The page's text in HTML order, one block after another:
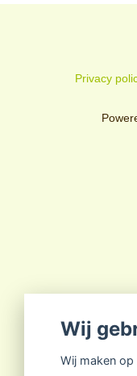
Privacy
Wij
Wij maken